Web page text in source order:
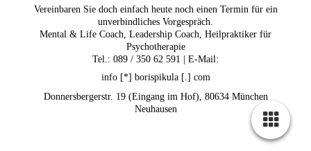
Vereinbaren Sie doch einfach heute noch einen Termin für ein
unverbindliches Vorgespräch.
Mental & Life Coach, Leadership Coach, Heilpraktiker für
Psychotherapie
Tel.: 089 / 350 62 591 | E-Mail:
info [*] borispikula [.] com
Donnersbergerstr. 19 (Eingang im Hof), 80634 München
Neuhausen